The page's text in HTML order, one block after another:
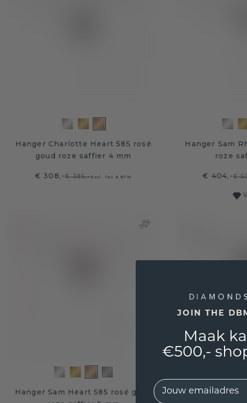
Hanger Charlotte Heart 585 rosé
goud roze saffier 4 mm
€ 308,-€ 385,-Excl. Tax & BTW
Hanger Sam
roze
€ 404,-€
Hanger Sam Heart 585 rosé goud
Hanger Toi et
JOIN THE
Maak
€500,-
EMail